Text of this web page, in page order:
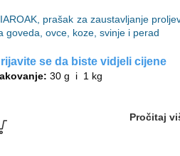
prašak za zaustavljanje
goveda, ovce, koze, svinje i perad
se da biste vidjeli cijene
30 g i 1 kg
Pročitaj